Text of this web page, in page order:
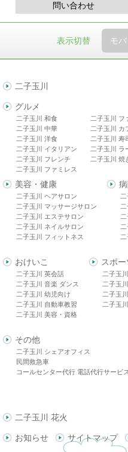
問い合わせ
表示切替 モ
二子玉川
グルメ
二子玉川 和食
二子玉川 中華
二子玉川 洋食
二子玉川 イタリアン
二子玉川 フレンチ
二子玉川 ファミレス
二子玉川 フ
二子玉川 カ
二子玉川 寿
二子玉川 ラ
二子玉川 焼
美容・健康
二子玉川 ヘアサロン
二子玉川 マッサージサロン
二子玉川 エステサロン
二子玉川 ネイルサロン
二子玉川 フィットネス
おけいこ
二子玉川 英会話
二子玉川 音楽 ダンス
二子玉川 幼児向け
二子玉川 自動車教習
二子玉川 美容・資格
スポー
二子玉
二子玉
二子玉
二子玉
その他
二子玉川 シェアオフィス
民間救急車
コールセンター代行 電話代行サービス
二子玉川 花火
お知らせ サイトマップ